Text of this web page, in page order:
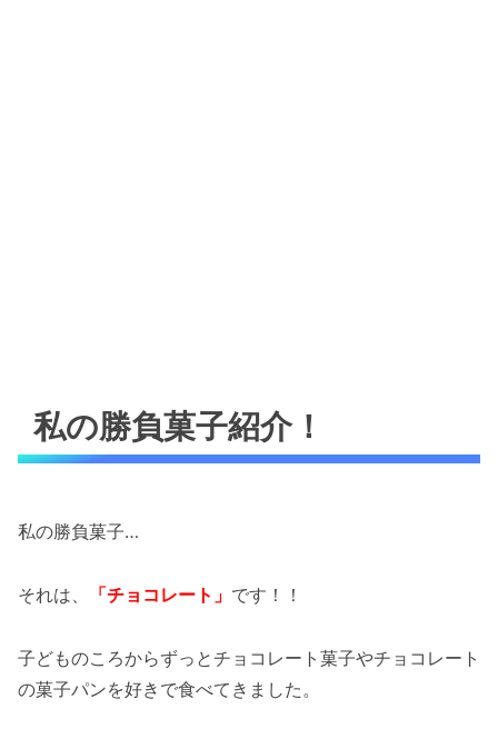
私の勝負菓子紹介！
私の勝負菓子…
それは、 「チョコレート」 です！！
子どものころからずっとチョコレート菓子やチョコレート
の菓子パンを好きで食べてきました。